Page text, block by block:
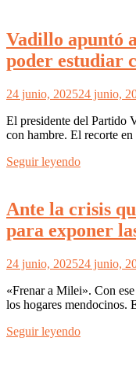
Vadillo apuntó
poder estudiar
24 junio, 202524 junio,
El presidente del Partido
con hambre. El recorte
Seguir leyendo
Ante la crisis
para exponer
24 junio, 202524 junio,
«Frenar a Milei». Con
los hogares mendocinos.
Seguir leyendo